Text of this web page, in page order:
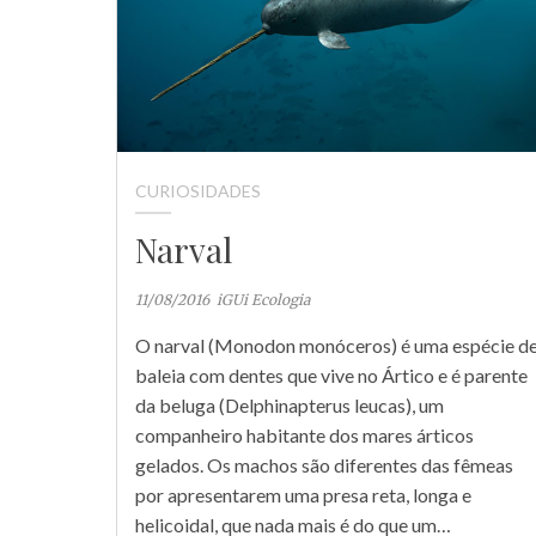
CURIOSIDADES
Narval
11/08/2016 iGUi Ecologia
O narval (Monodon monóceros) é uma espécie
baleia com dentes que vive no Ártico e é parente
da beluga (Delphinapterus leucas), um
companheiro habitante dos mares árticos
gelados. Os machos são diferentes das fêmeas
por apresentarem uma presa reta, longa e
helicoidal, que nada mais é do que um…